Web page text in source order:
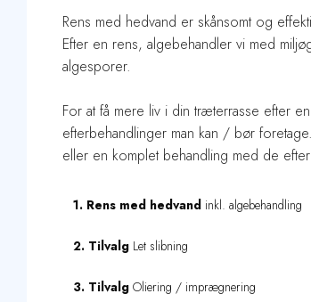
Rens med hedvand er skånsomt og
Efter en rens, algebehandler vi med
algesporer.
For at få mere liv i din træterrasse efter
efterbehandlinger man kan / bør
eller en komplet behandling med de
1. Rens med hedvand inkl. algebehandling
2. Tilvalg Let slibning
3. Tilvalg Oliering / imprægnering